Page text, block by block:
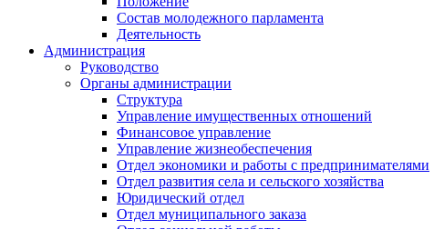
Состав молодежного парламента
Деятельность
Администрация
Руководство
Органы администрации
Структура
Управление имущественных отношений
Финансовое управление
Управление жизнеобеспечения
Отдел экономики и работы с предпринимателями
Отдел развития села и сельского хозяйства
Юридический отдел
Отдел муниципального заказа